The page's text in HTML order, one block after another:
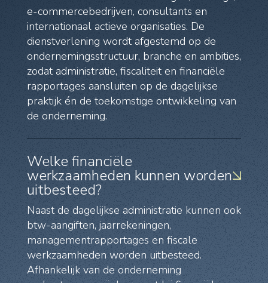
e-commercebedrijven, consultants en
internationaal actieve organisaties. De
dienstverlening wordt afgestemd op de
ondernemingsstructuur, branche en ambities,
zodat administratie, fiscaliteit en financiële
rapportages aansluiten op de dagelijkse
praktijk én de toekomstige ontwikkeling van
de onderneming.
Welke financiële
werkzaamheden kunnen worden
uitbesteed?
Naast de dagelijkse administratie kunnen ook
btw-aangiften, jaarrekeningen,
managementrapportages en fiscale
werkzaamheden worden uitbesteed.
Afhankelijk van de onderneming